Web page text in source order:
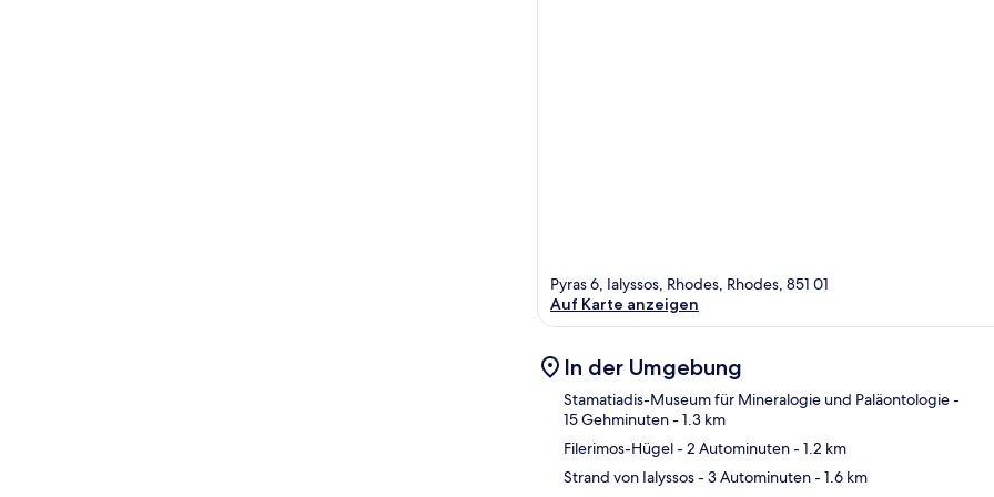
Pyras 6, Ialyssos, Rhodes, Rhodes, 851 01
Auf Karte anzeigen
In der Umgebung
Stamatiadis-Museum für Mineralogie und Paläontologie-
15 Gehminuten- 1.3 km
Filerimos-Hügel- 2 Autominuten- 1.2 km
Strand von Ialyssos- 3 Autominuten- 1.6 km